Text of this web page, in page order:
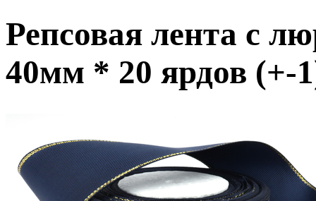
Репсовая лента с
40мм * 20 ярдов (+-